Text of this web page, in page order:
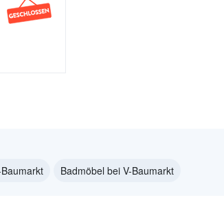
Badmöbel bei V-Baumarkt